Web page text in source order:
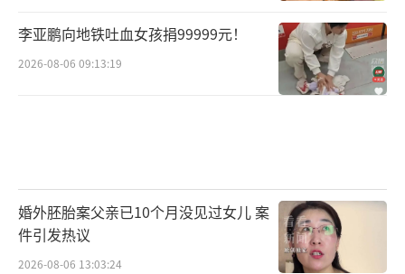
李亚鹏向地铁吐血女孩捐99999元！
2026-08-06 09:13:19
婚外胚胎案父亲已10个月没见过女儿 案
件引发热议
2026-08-06 13:03:24